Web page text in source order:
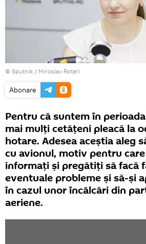
© Sputnik / Miroslav Rotari
Abonare
Pentru că suntem în
mai mulți cetățeni pleacă la
hotare. Adesea aceștia aleg
cu avionul, motiv pentru
informați și pregătiți să facă
eventuale probleme și să-și
în cazul unor încălcări din
aeriene.